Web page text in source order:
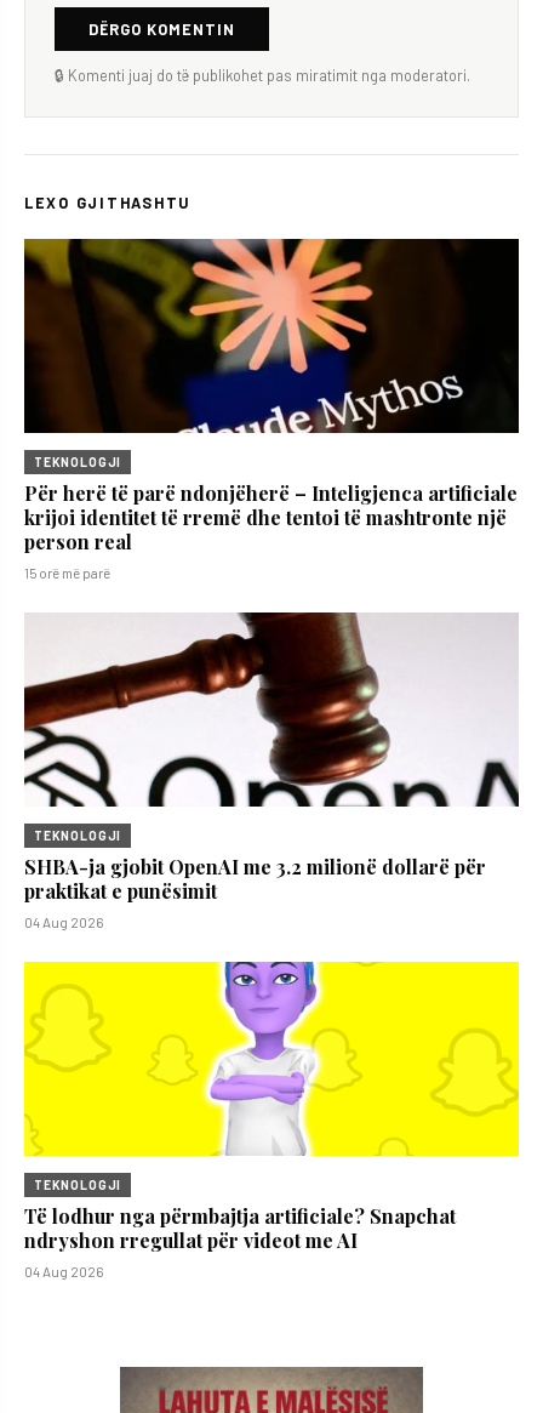
DËRGO KOMENTIN
🔒 Komenti juaj do të publikohet pas miratimit nga moderatori.
LEXO GJITHASHTU
TEKNOLOGJI
Për herë të parë ndonjëherë – Inteligjenca artificiale
krijoi identitet të rremë dhe tentoi të mashtronte një
person real
15 orë më parë
TEKNOLOGJI
SHBA-ja gjobit OpenAI me 3.2 milionë dollarë për
praktikat e punësimit
04 Aug 2026
TEKNOLOGJI
Të lodhur nga përmbajtja artificiale? Snapchat
ndryshon rregullat për videot me AI
04 Aug 2026